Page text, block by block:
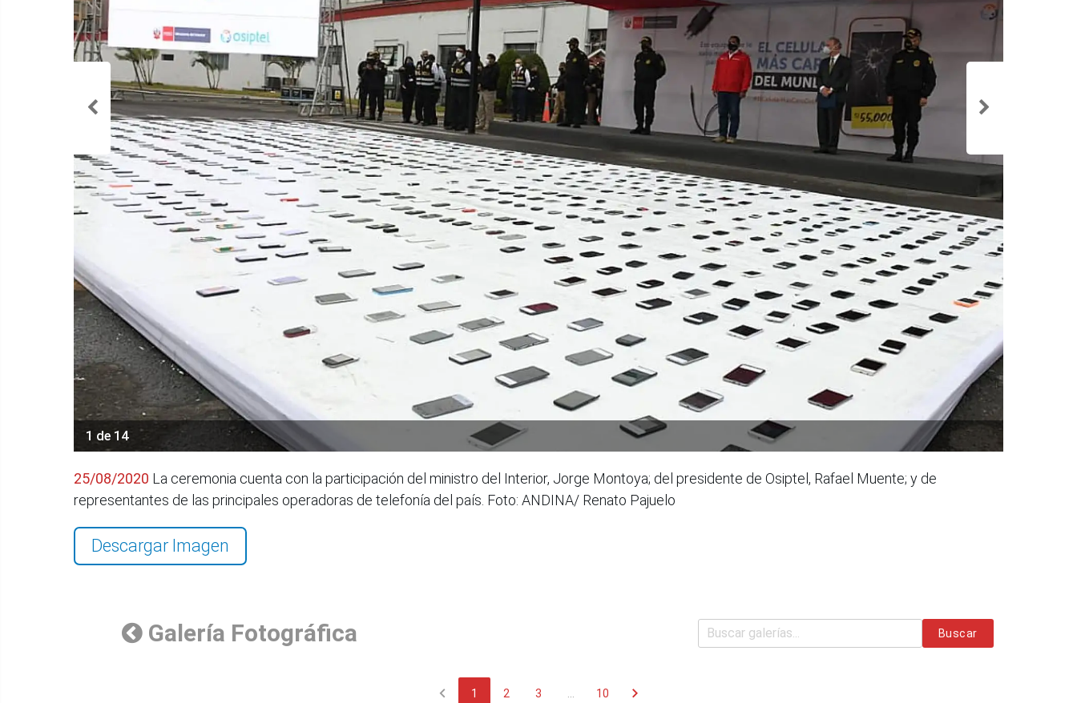
1 de 14
25/08/2020 La ceremonia cuenta con la participación del ministro del Interior, Jorge Montoya; del presidente de Osiptel, Rafael Muente; y de
representantes de las principales operadoras de telefonía del país. Foto: ANDINA/ Renato Pajuelo
Descargar Imagen
Galería Fotográfica Buscar
chevron_left 1 2 3 10 chevron_right